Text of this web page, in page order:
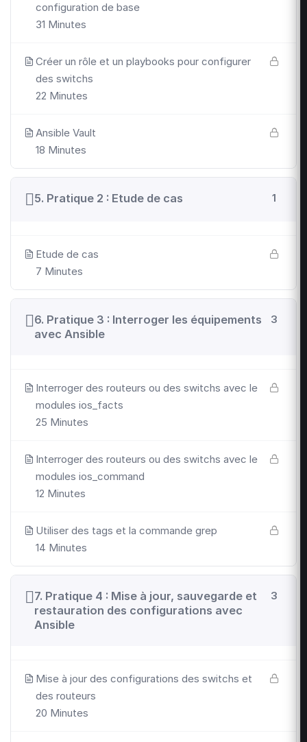
configuration de base
31 Minutes
Créer un rôle et un playbooks pour configurer
des switchs
22 Minutes
Ansible Vault
18 Minutes
5. Pratique 2 : Etude de cas 1
Etude de cas
7 Minutes
6. Pratique 3 : Interroger les équipements
avec Ansible
3
Interroger des routeurs ou des switchs avec le
modules ios_facts
25 Minutes
Interroger des routeurs ou des switchs avec le
modules ios_command
12 Minutes
Utiliser des tags et la commande grep
14 Minutes
7. Pratique 4 : Mise à jour, sauvegarde et
restauration des configurations avec
Ansible
3
Mise à jour des configurations des switchs et
des routeurs
20 Minutes